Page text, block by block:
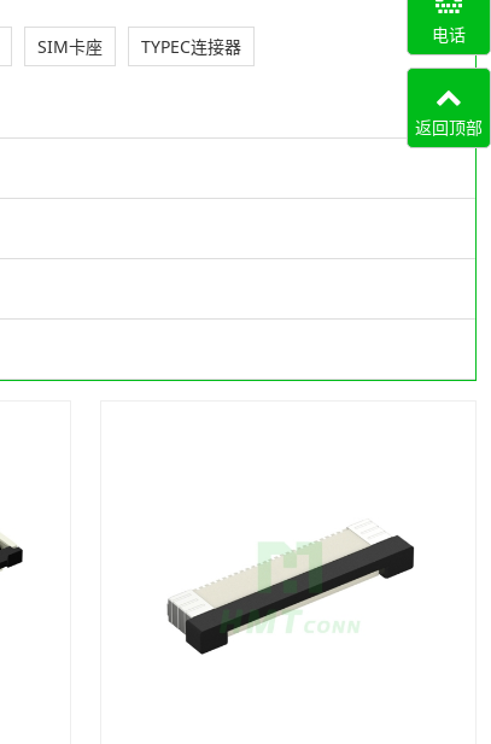
SIM卡座 TYPEC连接器
电话
返回顶部